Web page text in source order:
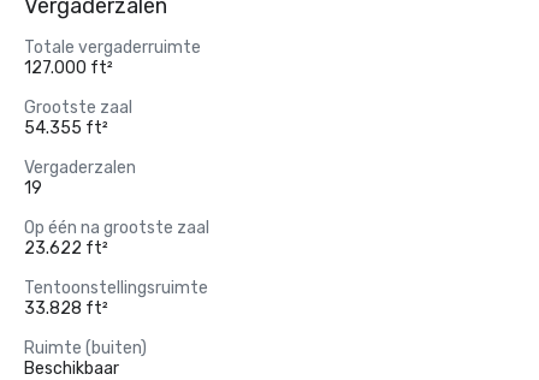
Vergaderzalen
Totale vergaderruimte
127.000 ft²
Grootste zaal
54.355 ft²
Vergaderzalen
19
Op één na grootste zaal
23.622 ft²
Tentoonstellingsruimte
33.828 ft²
Ruimte (buiten)
Beschikbaar